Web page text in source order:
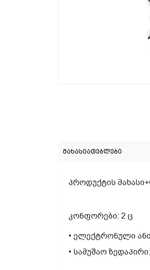
მახასიათებლები
პროდუქტის
კონფორები: 2 ც
• ელექტრონული
• სამუშაო